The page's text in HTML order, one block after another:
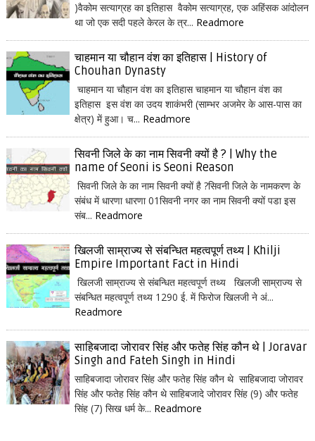
)वैकोम सत्याग्रह का इतिहास वैकोम सत्याग्रह, एक अहिंसक आंदोलन
था जो एक सदी पहले केरल के त्र... Readmore
चाहमान या चौहान वंश का इतिहास | History of
Chouhan Dynasty
चाहमान या चौहान वंश का इतिहास चाहमान या चौहान वंश का
इतिहास इस वंश का उदय शाकंभरी (साम्भर अजमेर के आस-पास का
क्षेत्र) में हुआ। च... Readmore
सिवनी जिले के का नाम सिवनी क्यों है ? | Why the
name of Seoni is Seoni Reason
सिवनी जिले के का नाम सिवनी क्यों है ?सिवनी जिले के नामकरण के
संबंध में धारणा धारणा 01सिवनी नगर का नाम सिवनी क्यों पडा इस
संब... Readmore
खिलजी साम्राज्य से संबन्धित महत्वपूर्ण तथ्य | Khilji
Empire Important Fact in Hindi
खिलजी साम्राज्य से संबन्धित महत्वपूर्ण तथ्य खिलजी साम्राज्य से
संबन्धित महत्वपूर्ण तथ्य 1290 ई. में फिरोज खिलजी ने अं...
Readmore
साहिबजादा जोरावर सिंह और फतेह सिंह कौन थे | Joravar
Singh and Fateh Singh in Hindi
साहिबजादा जोरावर सिंह और फतेह सिंह कौन थे साहिबजादा जोरावर
सिंह और फतेह सिंह कौन थे साहिबजादे जोरावर सिंह (9) और फतेह
सिंह (7) सिख धर्म के... Readmore